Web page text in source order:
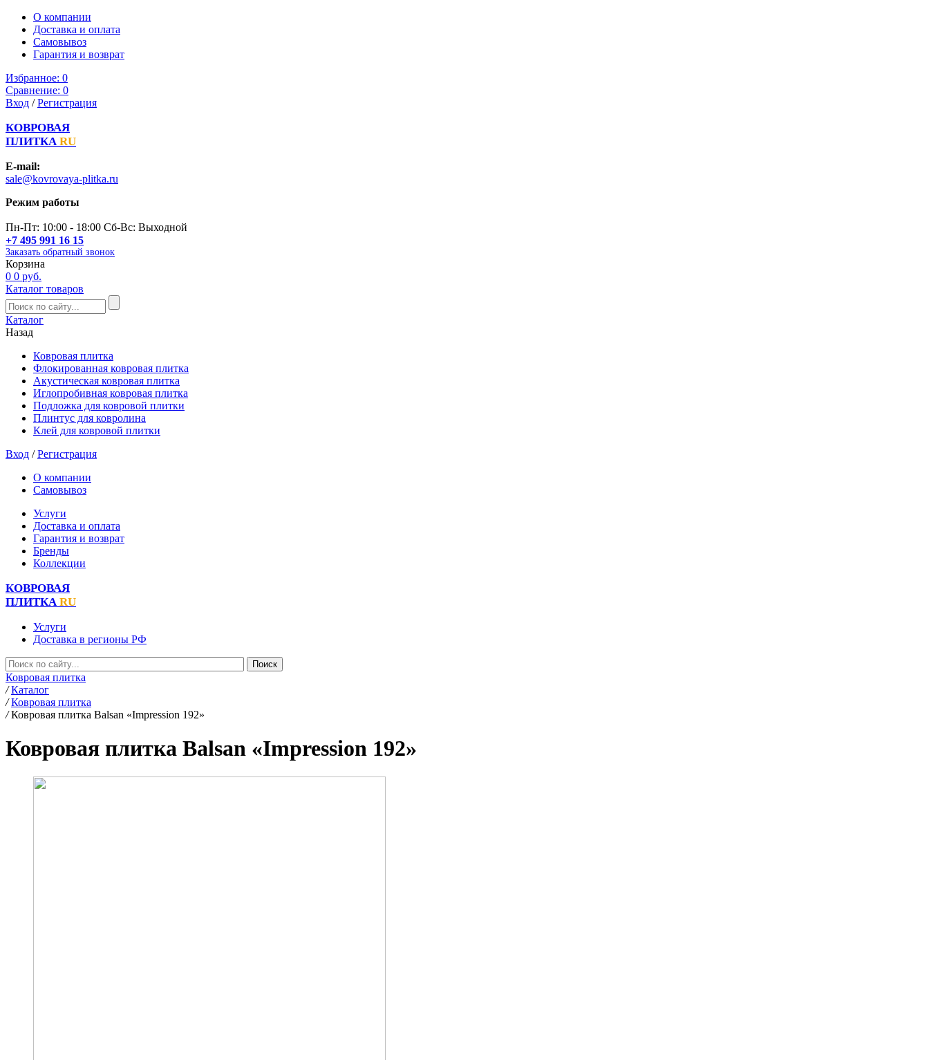
О компании
Доставка и оплата
Самовывоз
Гарантия и возврат
Избранное: 0
Сравнение: 0
Вход /Регистрация
КОВРОВАЯ
ПЛИТКА RU
E-mail:
sale@kovrovaya-plitka.ru
Режим работы
Пн-Пт: 10:00 - 18:00 Сб-Вс: Выходной
+7 495 991 16 15
Заказать обратный звонок
Корзина
0 0 руб.
Каталог товаров
Каталог
Назад
Ковровая плитка
Флокированная ковровая плитка
Акустическая ковровая плитка
Иглопробивная ковровая плитка
Подложка для ковровой плитки
Плинтус для ковролина
Клей для ковровой плитки
Вход /Регистрация
О компании
Самовывоз
Услуги
Доставка и оплата
Гарантия и возврат
Бренды
Коллекции
КОВРОВАЯ
ПЛИТКА RU
Услуги
Доставка в регионы РФ
Ковровая плитка
/ Каталог
/ Ковровая плитка
/ Ковровая плитка Balsan «Impression 192»
Ковровая плитка Balsan «Impression 192»